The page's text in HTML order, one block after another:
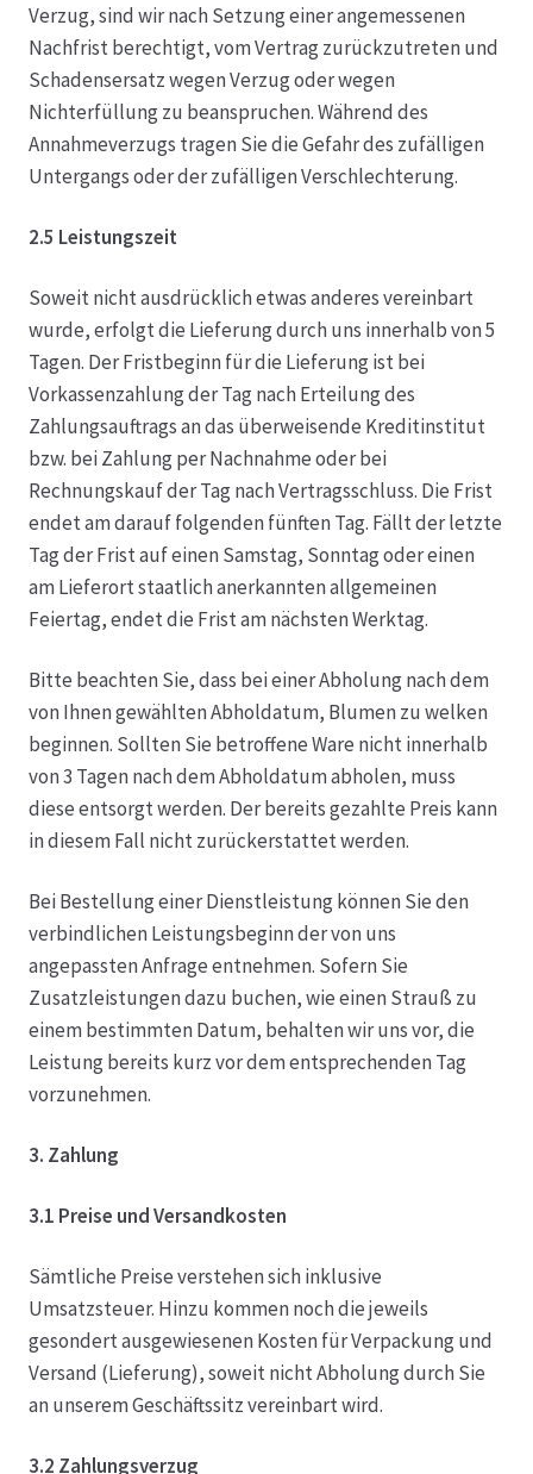
Verzug, sind wir nach Setzung einer angemessenen
Nachfrist berechtigt, vom Vertrag zurückzutreten und
Schadensersatz wegen Verzug oder wegen
Nichterfüllung zu beanspruchen. Während des
Annahmeverzugs tragen Sie die Gefahr des zufälligen
Untergangs oder der zufälligen Verschlechterung.
2.5 Leistungszeit
Soweit nicht ausdrücklich etwas anderes vereinbart
wurde, erfolgt die Lieferung durch uns innerhalb von 5
Tagen. Der Fristbeginn für die Lieferung ist bei
Vorkassenzahlung der Tag nach Erteilung des
Zahlungsauftrags an das überweisende Kreditinstitut
bzw. bei Zahlung per Nachnahme oder bei
Rechnungskauf der Tag nach Vertragsschluss. Die Frist
endet am darauf folgenden fünften Tag. Fällt der letzte
Tag der Frist auf einen Samstag, Sonntag oder einen
am Lieferort staatlich anerkannten allgemeinen
Feiertag, endet die Frist am nächsten Werktag.
Bitte beachten Sie, dass bei einer Abholung nach dem
von Ihnen gewählten Abholdatum, Blumen zu welken
beginnen. Sollten Sie betroffene Ware nicht innerhalb
von 3 Tagen nach dem Abholdatum abholen, muss
diese entsorgt werden. Der bereits gezahlte Preis kann
in diesem Fall nicht zurückerstattet werden.
Bei Bestellung einer Dienstleistung können Sie den
verbindlichen Leistungsbeginn der von uns
angepassten Anfrage entnehmen. Sofern Sie
Zusatzleistungen dazu buchen, wie einen Strauß zu
einem bestimmten Datum, behalten wir uns vor, die
Leistung bereits kurz vor dem entsprechenden Tag
vorzunehmen.
3. Zahlung
3.1 Preise und Versandkosten
Sämtliche Preise verstehen sich inklusive
Umsatzsteuer. Hinzu kommen noch die jeweils
gesondert ausgewiesenen Kosten für Verpackung und
Versand (Lieferung), soweit nicht Abholung durch Sie
an unserem Geschäftssitz vereinbart wird.
3.2 Zahlungsverzug